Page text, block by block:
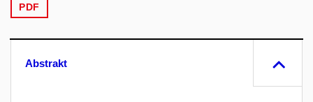
PDF
Abstrakt